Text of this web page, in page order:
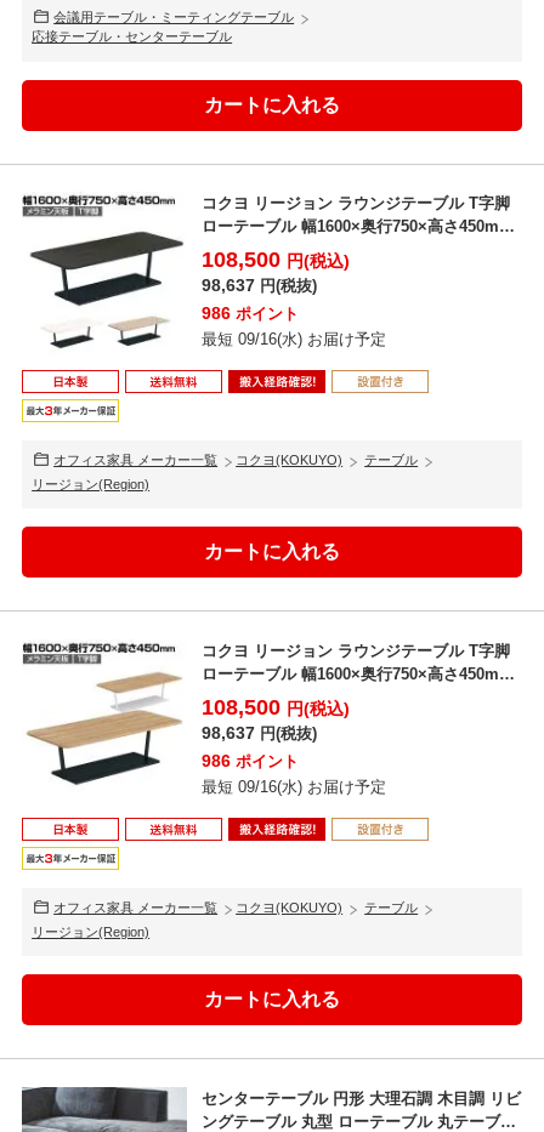
会議用テーブル・ミーティングテーブル
応接テーブル・センターテーブル
コクヨ リージョン ラウンジテーブル T字脚
ローテーブル 幅1600×奥行750×高さ450mm
...
108,500 円(税込)
98,637 円(税抜)
986 ポイント
最短 09/16(水) お届け予定
オフィス家具 メーカー一覧 コクヨ(KOKUYO)
テーブル
リージョン(Region)
コクヨ リージョン ラウンジテーブル T字脚
ローテーブル 幅1600×奥行750×高さ450mm
...
108,500 円(税込)
98,637 円(税抜)
986 ポイント
最短 09/16(水) お届け予定
オフィス家具 メーカー一覧 コクヨ(KOKUYO)
テーブル
リージョン(Region)
センターテーブル 円形 大理石調 木目調 リビ
ングテーブル 丸型 ローテーブル 丸テーブル